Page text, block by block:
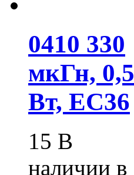
0410 330
мкГн, 0,5
Вт, EC36
15 В
наличии в